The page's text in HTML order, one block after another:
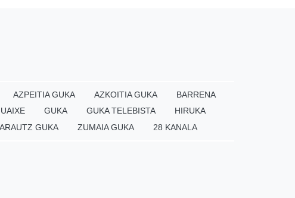
AZPEITIA GUKA AZKOITIA GUKA
BARRENA
GUKA GUKA TELEBISTA
HIRUKA
GUKA ZUMAIA GUKA 28 KANALA